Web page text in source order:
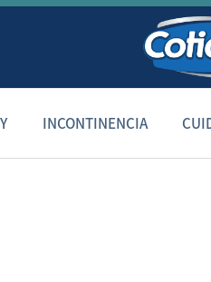
INCONTINENCIA